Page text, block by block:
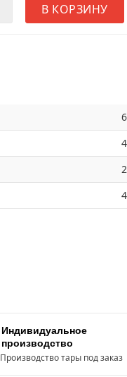
В КОРЗИНУ
Индивидуальное
производство
Производство тары под заказ